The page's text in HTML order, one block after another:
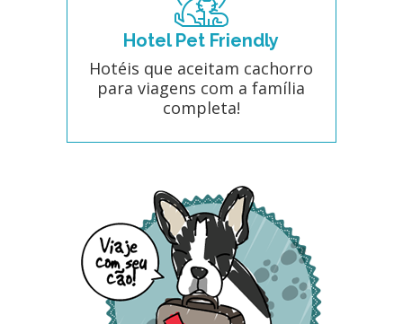
Hotel Pet Friendly
Hotéis que aceitam cachorro
para viagens com a família
completa!